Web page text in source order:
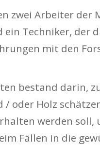
zwei Arbeiter der
Techniker, der
mit den
bestand darin,
oder Holz
werden soll,
Fällen in die